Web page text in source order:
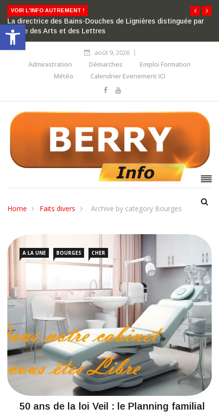
Ouvrir la barre d’outils
VOIR L'INFO AUTREMENT !
La directrice des Bains-Douches de Lignières distinguée par
l’ordre des Arts et des Lettres
août 9, 2026
Administration
Démarches
Emploi Formation
Météo
Calendrier Evenement ICI
Home Faits divers Archive by category Bourges
A LA UNE BOURGES CHER
50 ans de la loi Veil : le Planning familial